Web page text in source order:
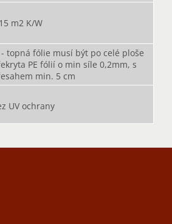
m2 K/W
- topná fólie musí být po celé ploše
PE fólií o min síle 0,2mm, s
min. 5 cm
UV ochrany